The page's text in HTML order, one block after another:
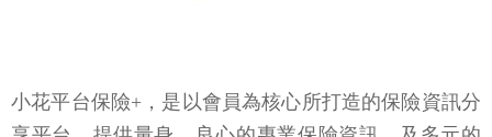
小花平台保險+，是以會員為核心所打造的保險資訊分